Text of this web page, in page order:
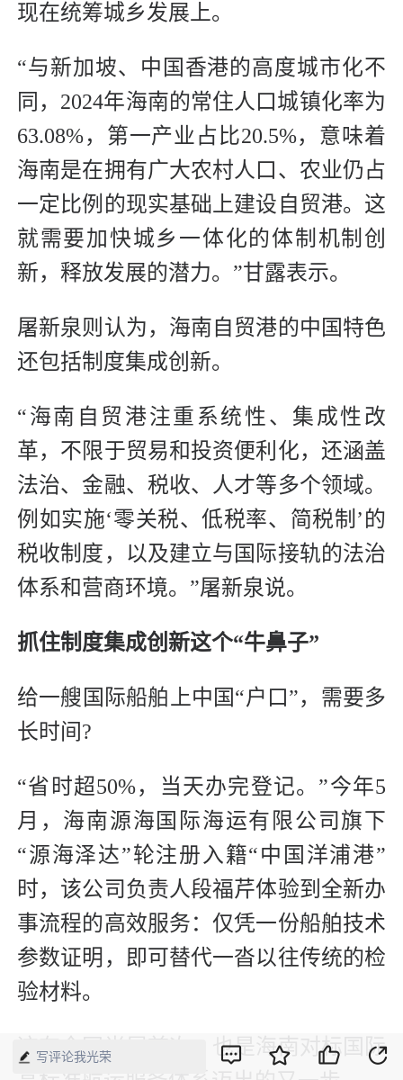
现在统筹城乡发展上。
“与新加坡、中国香港的高度城市化不
同，2024年海南的常住人口城镇化率为
63.08%，第一产业占比20.5%，意味着
海南是在拥有广大农村人口、农业仍占
一定比例的现实基础上建设自贸港。这
就需要加快城乡一体化的体制机制创
新，释放发展的潜力。”甘露表示。
屠新泉则认为，海南自贸港的中国特色
还包括制度集成创新。
“海南自贸港注重系统性、集成性改
革，不限于贸易和投资便利化，还涵盖
法治、金融、税收、人才等多个领域。
例如实施‘零关税、低税率、简税制’的
税收制度，以及建立与国际接轨的法治
体系和营商环境。”屠新泉说。
抓住制度集成创新这个“牛鼻子”
给一艘国际船舶上中国“户口”，需要多
长时间?
“省时超50%，当天办完登记。”今年5
月，海南源海国际海运有限公司旗下
“源海泽达”轮注册入籍“中国洋浦港”
时，该公司负责人段福芹体验到全新办
事流程的高效服务：仅凭一份船舶技术
参数证明，即可替代一沓以往传统的检
验材料。
这在全国尚属首次，也是海南对标国际
写评论我光荣